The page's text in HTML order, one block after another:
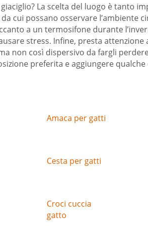
La scelta del luogo è tanto
cui possano osservare l’ambiente
a un termosifone durante
stress. Infine, presta
non così dispersivo da fargli
preferita e aggiungere
Amaca per gatti
Cesta per gatti
Croci cuccia
gatto